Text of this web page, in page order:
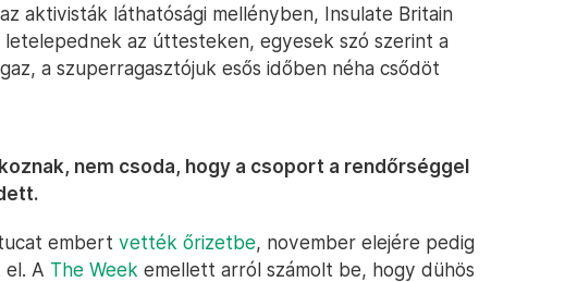
aktivisták láthatósági mellényben, Insulate Britain
az úttesteken, egyesek szó szerint a
a szuperragasztójuk esős időben néha csődöt
nem csoda, hogy a csoport a rendőrséggel
embert vették őrizetbe, november elejére pedig
A The Week emellett arról számolt be, hogy dühös